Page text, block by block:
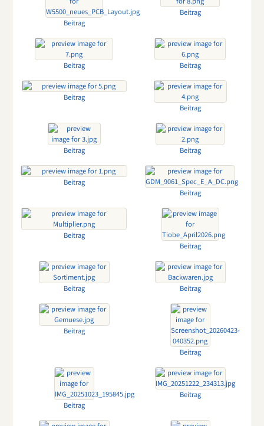
Beitrag
Beitrag
Beitrag Beitrag
Beitrag
Beitrag
Beitrag Beitrag
Beitrag
Beitrag
Beitrag
Beitrag
Beitrag Beitrag
Beitrag
Beitrag
Beitrag
Beitrag